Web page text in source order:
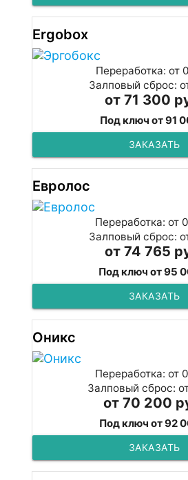
Ergobox
Переработка: от
Залповый сброс:
от 71 300
Под ключ от 91
ЗАКАЗАТЬ
Евролос
Переработка: от
Залповый сброс:
от 74 765
Под ключ от 95
ЗАКАЗАТЬ
Оникс
Переработка: от
Залповый сброс:
от 70 200
Под ключ от 92
ЗАКАЗАТЬ